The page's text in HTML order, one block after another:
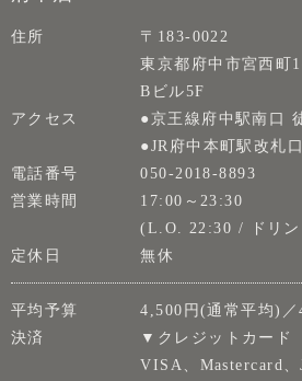
住所
〒183-0022
東京都府中市宮西町
Bビル5F
アクセス
●京王線府中駅南口
●JR府中本町駅改札
電話番号
050-2018-8893
営業時間
17:00～23:30
(L.O. 22:30 / ドリ
定休日
無休
平均予算
4,500円(通常平均)
決済
▼クレジットカード
VISA、Mastercard